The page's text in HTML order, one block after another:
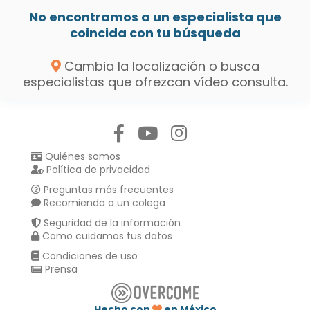
No encontramos a un especialista que
coincida con tu búsqueda
Cambia la localización o busca
especialistas que ofrezcan vídeo consulta.
Quiénes somos
Política de privacidad
Preguntas más frecuentes
Recomienda a un colega
Seguridad de la información
Como cuidamos tus datos
Condiciones de uso
Prensa